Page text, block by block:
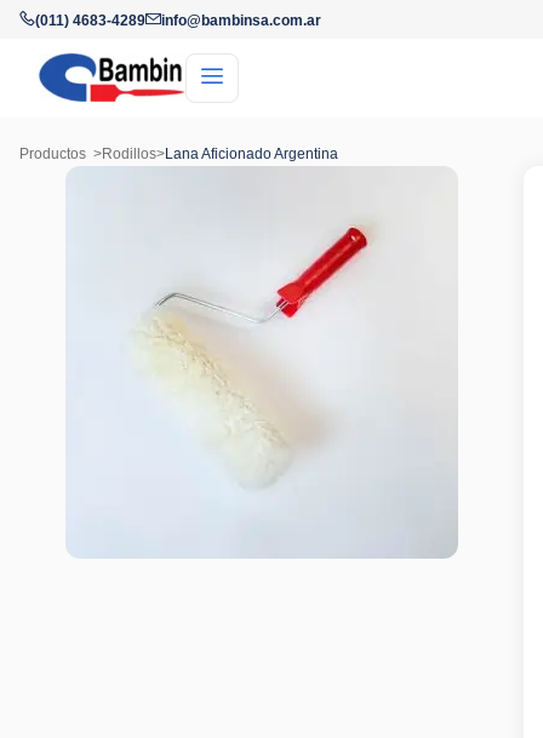
(011) 4683-4289 info@bambinsa.com.ar
Productos >Rodillos>Lana Aficionado Argentina